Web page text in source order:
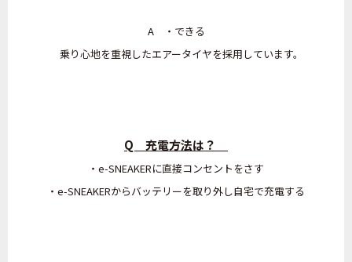
A ・できる
乗り心地を重視したエアータイヤを採用しています。
Q 充電方法は？
・ e-SNEAKERに直接コンセントをさす
・ e-SNEAKERからバッテリーを取り外し自宅で充電する